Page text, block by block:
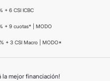
+ 6 CSI ICBC
+ 9 cuotas* | MODO
+ 3 CSI Macro | MODO*
la mejor financiación!